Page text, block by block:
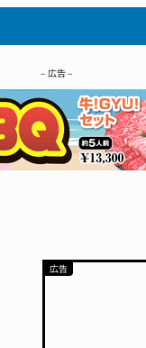
– 広告 –